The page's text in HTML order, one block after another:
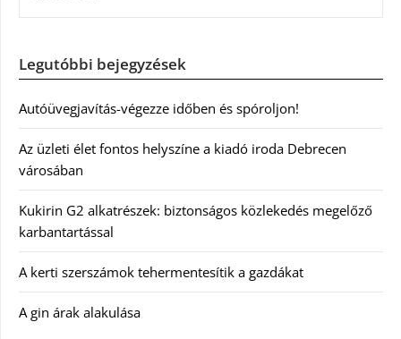
Legutóbbi bejegyzések
Autóüvegjavítás-végezze időben és spóroljon!
Az üzleti élet fontos helyszíne a kiadó iroda Debrecen
városában
Kukirin G2 alkatrészek: biztonságos közlekedés megelőző
karbantartással
A kerti szerszámok tehermentesítik a gazdákat
A gin árak alakulása